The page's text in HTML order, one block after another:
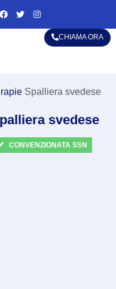
CHIAMA ORA
Spalliera svedese
svedese
CONVENZIONATA SSN